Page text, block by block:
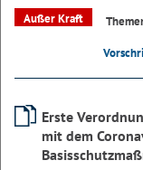
Außer Kraft
Erste
mit dem